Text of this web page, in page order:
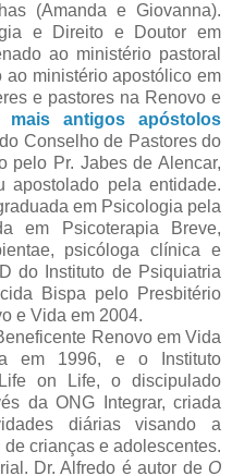
(Amanda e Giovanna).
e Direito e Doutor em
ao ministério pastoral
ministério apostólico em
e pastores na Renovo e
mais antigos apóstolos
Conselho de Pastores do
pelo Pr. Jabes de Alencar,
apostolado pela entidade.
em Psicologia pela
em Psicoterapia Breve,
psicóloga clínica e
do Instituto de Psiquiatria
Bispa pelo Presbitério
e Vida em 2004.
Renovo em Vida
em 1996, e o Instituto
on Life, o discipulado
da ONG Integrar, criada
diárias visando a
crianças e adolescentes.
Dr. Alfredo é autor de O